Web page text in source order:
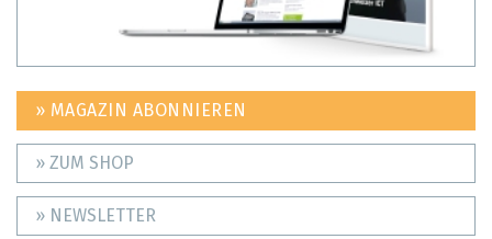
» MAGAZIN ABONNIEREN
» ZUM SHOP
» NEWSLETTER